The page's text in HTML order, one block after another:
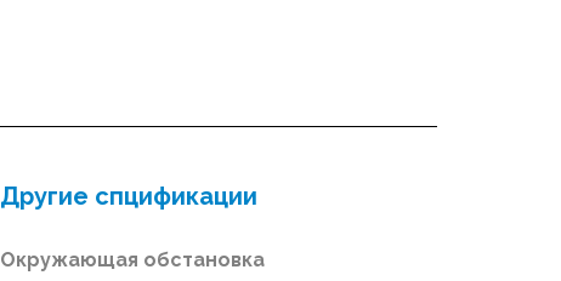
Другие спцификации
Окружающая обстановка